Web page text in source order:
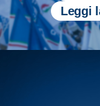
Leggi